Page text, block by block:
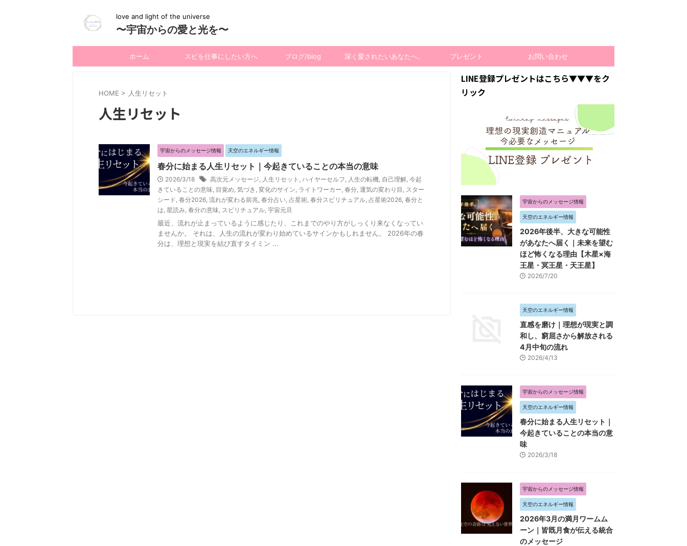
love and light of the universe
〜宇宙からの愛と光を〜
ホーム スピを仕事にしたい方へ ブログ/blog 深く愛されたいあなたへ。 プレゼント お問い合わせ
HOME > 人生リセット
人生リセット
宇宙からのメッセージ情報 天空のエネルギー情報
春分に始まる人生リセット｜今起きていることの本当の意味
2026/3/18 高次元メッセージ, 人生リセット , ハイヤーセルフ, 人生の転機, 自己理解, 今起
きていることの意味, 目覚め, 気づき , 変化のサイン, ライトワーカー, 春分, 運気の変わり目 , スター
シード, 春分2026, 流れが変わる前兆, 春分占い, 占星術, 春分スピリチュアル, 占星術2026, 春分と
は, 星読み, 春分の意味, スピリチュアル, 宇宙元旦
最近、流れが止まっているように感じたり、これまでのやり方がしっくり来なくなってい
ませんか。 それは、人生の流れが変わり始めているサインかもしれません。 2026年の春
分は、理想と現実を結び直すタイミン ...
LINE登録プレゼントはこちら▼▼▼をク
リック
宇宙からのメッセージ情報
天空のエネルギー情報
2026年後半、大きな可能性
があなたへ届く｜未来を望む
ほど怖くなる理由【木星×海
王星・冥王星・天王星】
2026/7/20
天空のエネルギー情報
直感を磨け｜理想が現実と調
和し、窮屈さから解放される
4月中旬の流れ
2026/4/13
宇宙からのメッセージ情報
天空のエネルギー情報
春分に始まる人生リセット｜
今起きていることの本当の意
味
2026/3/18
宇宙からのメッセージ情報
天空のエネルギー情報
2026年3月の満月ワームム
ーン｜皆既月食が伝える統合
のメッセージ